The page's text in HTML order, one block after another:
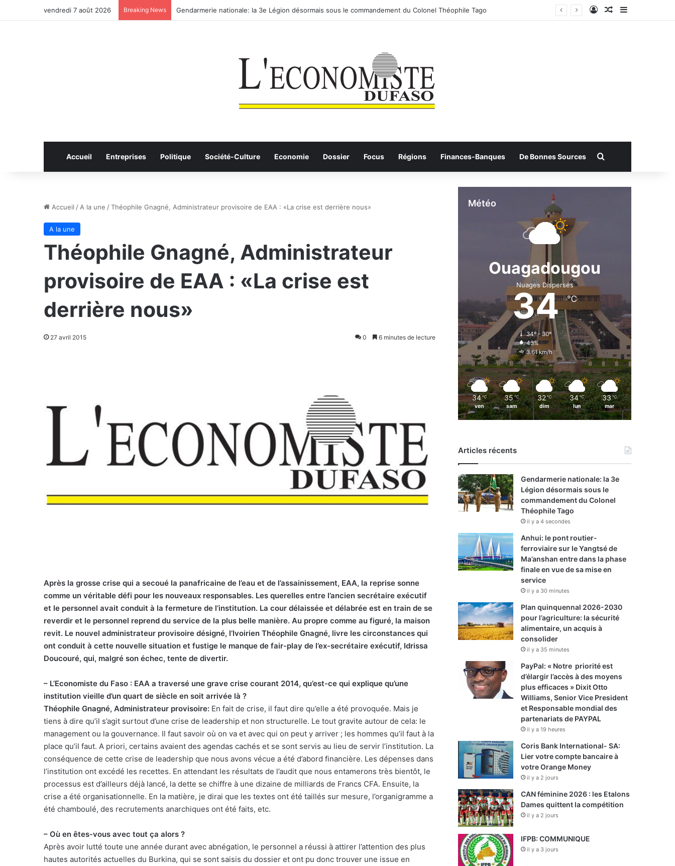
vendredi 7 août 2026 Breaking News Gendarmerie nationale: la 3e Légion désormais sous le commandement du Colonel Théophile Tago ConnexionArticle Aléatoire
Accueil Entreprises Politique Société-Culture Economie Dossier Focus Régions Finances-Banques De Bonnes Sources Rechercher
Accueil / A la une /Théophile Gnagné, Administrateur provisoire de EAA : «La crise est derrière nous»
A la une
Théophile Gnagné, Administrateur
provisoire de EAA : «La crise est
derrière nous»
27 avril 2015 0 6 minutes de lecture
Après la grosse crise qui a secoué la panafricaine de l’eau et de l’assainissement, EAA, la reprise sonne
comme un véritable défi pour les nouveaux responsables. Les querelles entre l’ancien secrétaire exécutif
et le personnel avait conduit à la fermeture de l’institution. La cour délaissée et délabrée est en train de se
reverdir et le personnel reprend du service de la plus belle manière. Au propre comme au figuré, la maison
revit. Le nouvel administrateur provisoire désigné, l’Ivoirien Théophile Gnagné, livre les circonstances qui
ont conduit à cette nouvelle situation et fustige le manque de fair-play de l’ex-secrétaire exécutif, Idrissa
Doucouré, qui, malgré son échec, tente de divertir.
– L’Economiste du Faso : EAA a traversé une grave crise courant 2014, qu’est-ce qui explique qu’une
institution vieille d’un quart de siècle en soit arrivée là ?
Théophile Gnagné, Administrateur provisoire: En fait de crise, il faut dire qu’elle a été provoquée. Mais je
tiens à dire qu’il s’agit surtout d’une crise de leadership et non structurelle. Le tout gravite autour de cela: le
management ou la gouvernance. Il faut savoir où on va et avec qui on peut y arriver ; les hommes qu’il faut à la
place qu’il faut. A priori, certains avaient des agendas cachés et se sont servis au lieu de servir l’institution. La
conséquence de cette crise de leadership que nous avons vécue a été d’abord financière. Les dépenses dans
l’institution ont excédé les recettes. En attendant les résultats de l’audit que nous entamerons très bientôt, le
processus est d’ailleurs déjà lancé, la dette se chiffre à une dizaine de milliards de Francs CFA. Ensuite, la
crise a été organisationnelle. En la matière, je dirai que les textes ont été taillés sur mesure, l’organigramme a
été chamboulé, des recrutements anarchiques ont été faits, etc.
– Où en êtes-vous avec tout ça alors ?
Après avoir lutté toute une année durant avec abnégation, le personnel a réussi à attirer l’attention des plus
hautes autorités actuelles du Burkina, qui se sont saisis du dossier et ont pu donc trouver une issue en
Météo
Ouagadougou
Nuages Dispersés
34℃
34º - 30º
43%
3.61 km/h
34 ℃
ven
35 ℃
sam
32 ℃
dim
34 ℃
lun
33 ℃
mar
Articles récents
Gendarmerie nationale: la 3e
Légion désormais sous le
commandement du Colonel
Théophile Tago
il y a 4 secondes
Anhui: le pont routier-
ferroviaire sur le Yangtsé de
Ma’anshan entre dans la phase
finale en vue de sa mise en
service
il y a 30 minutes
Plan quinquennal 2026-2030
pour l’agriculture: la sécurité
alimentaire, un acquis à
consolider
il y a 35 minutes
PayPal: « Notre priorité est
d’élargir l’accès à des moyens
plus efficaces » Dixit Otto
Williams, Senior Vice President
et Responsable mondial des
partenariats de PAYPAL
il y a 19 heures
Coris Bank International- SA:
Lier votre compte bancaire à
votre Orange Money
il y a 2 jours
CAN féminine 2026 : les Etalons
Dames quittent la compétition
il y a 2 jours
IFPB: COMMUNIQUE
il y a 3 jours